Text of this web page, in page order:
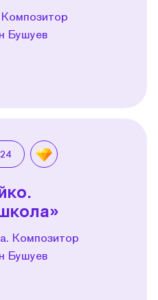
Бушуев
Композитор
Бушуев